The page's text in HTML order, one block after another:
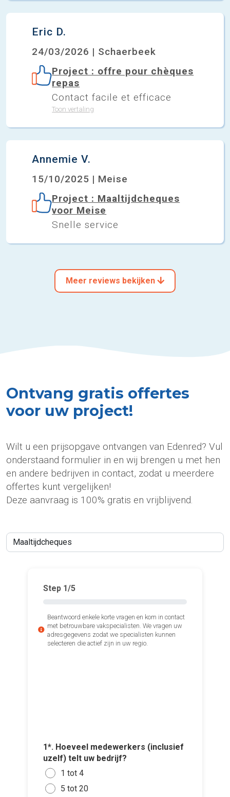
Eric D.
24/03/2026 | Schaerbeek
Project : offre pour chèques
repas
Contact facile et efficace
Toon vertaling
Annemie V.
15/10/2025 | Meise
Project : Maaltijdcheques
voor Meise
Snelle service
Meer reviews bekijken
Ontvang gratis offertes
voor uw project!
Wilt u een prijsopgave ontvangen van Edenred? Vul
onderstaand formulier in en wij brengen u met hen
en andere bedrijven in contact, zodat u meerdere
offertes kunt vergelijken!
Deze aanvraag is 100% gratis en vrijblijvend.
Step 1/5
Beantwoord enkele korte vragen en kom in contact
met betrouwbare vakspecialisten. We vragen uw
adresgegevens zodat we specialisten kunnen
selecteren die actief zijn in uw regio.
1*. Hoeveel medewerkers (inclusief
uzelf) telt uw bedrijf?
1 tot 4
5 tot 20